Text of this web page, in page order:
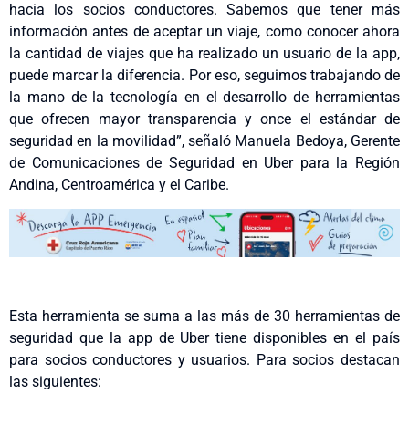
hacia los socios conductores. Sabemos que tener más
información antes de aceptar un viaje, como conocer ahora
la cantidad de viajes que ha realizado un usuario de la app,
puede marcar la diferencia. Por eso, seguimos trabajando de
la mano de la tecnología en el desarrollo de herramientas
que ofrecen mayor transparencia y once el estándar de
seguridad en la movilidad”, señaló Manuela Bedoya, Gerente
de Comunicaciones de Seguridad en Uber para la Región
Andina, Centroamérica y el Caribe.
Esta herramienta se suma a las más de 30 herramientas de
seguridad que la app de Uber tiene disponibles en el país
para socios conductores y usuarios. Para socios destacan
las siguientes: